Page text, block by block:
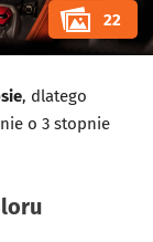
22
, dlatego
o 3 stopnie